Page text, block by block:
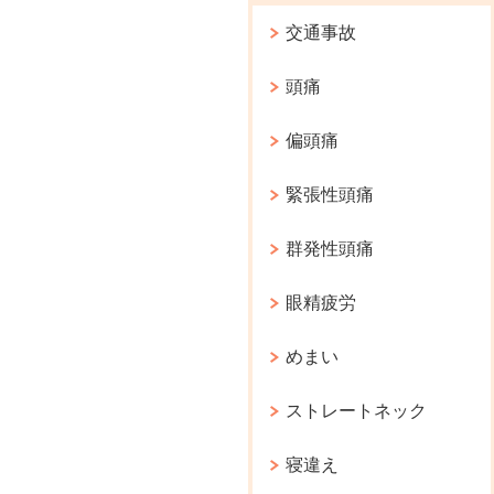
交通事故
頭痛
偏頭痛
緊張性頭痛
群発性頭痛
眼精疲労
めまい
ストレートネック
寝違え